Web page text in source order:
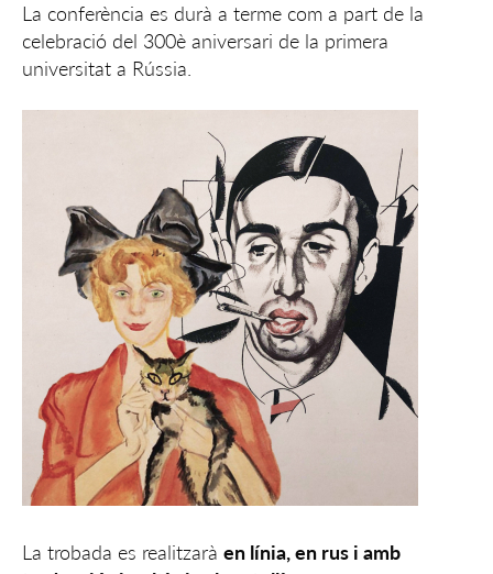
La conferència es durà a terme com a part de la
celebració del 300è aniversari de la primera
universitat a Rússia.
La trobada es realitzarà en línia, en rus i amb